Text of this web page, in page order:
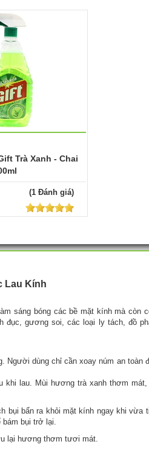
Trà Xanh - Chai
(1 Đánh giá)
Lau Kính
sáng bóng các bề mặt kính mà còn
gương soi, các loại ly tách, đồ
dùng chỉ cần xoay núm an toàn
lau. Mùi hương trà xanh thơm
bụi bẩn ra khỏi mặt kính ngay khi
bụi trở lại.
lại hương thơm tươi mát.